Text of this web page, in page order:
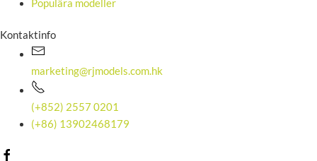
Populära modeller
Kontaktinfo
marketing@rjmodels.com.hk
(+852) 2557 0201
(+86) 13902468179